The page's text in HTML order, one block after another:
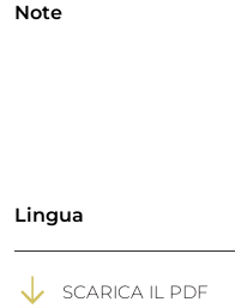
Note
Lingua
SCARICA IL PDF